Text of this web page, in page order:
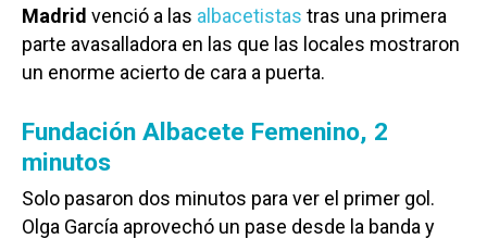
Madrid venció a las albacetistas tras una primera
parte avasalladora en las que las locales mostraron
un enorme acierto de cara a puerta.
Fundación Albacete Femenino, 2
minutos
Solo pasaron dos minutos para ver el primer gol.
Olga García aprovechó un pase desde la banda y